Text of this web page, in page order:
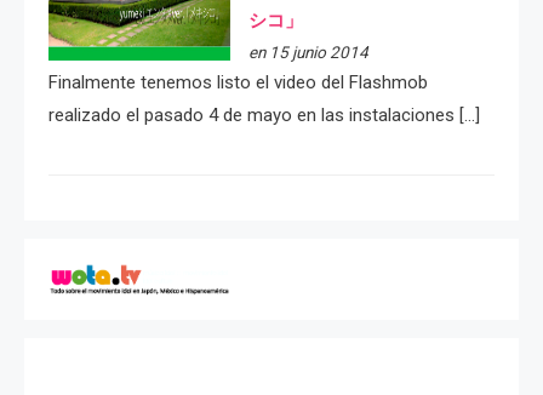
シコ」
en 15 junio 2014
Finalmente tenemos listo el video del Flashmob
realizado el pasado 4 de mayo en las instalaciones […]